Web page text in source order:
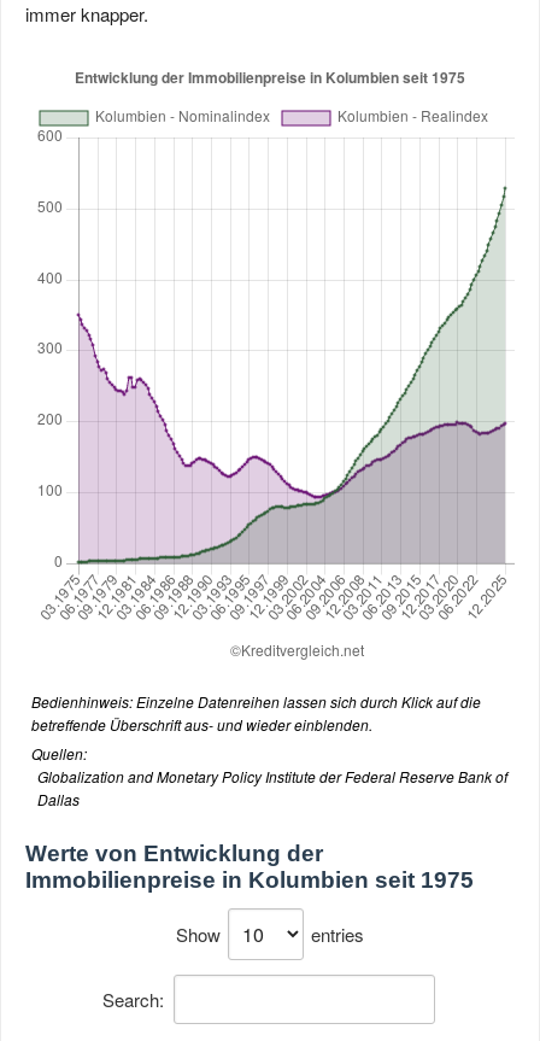
immer knapper.
Bedienhinweis: Einzelne Datenreihen lassen sich durch Klick auf die
betreffende Überschrift aus- und wieder einblenden.
Quellen:
Globalization and Monetary Policy Institute der Federal Reserve Bank of
Dallas
Werte von Entwicklung der
Immobilienpreise in Kolumbien seit 1975
Show entries
Search: